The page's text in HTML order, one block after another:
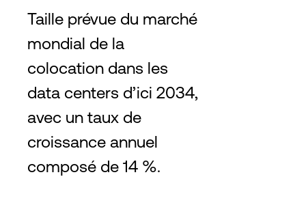
Taille prévue du marché
mondial de la
colocation dans les
data centers d’ici 2034,
avec un taux de
croissance annuel
composé de 14 %.